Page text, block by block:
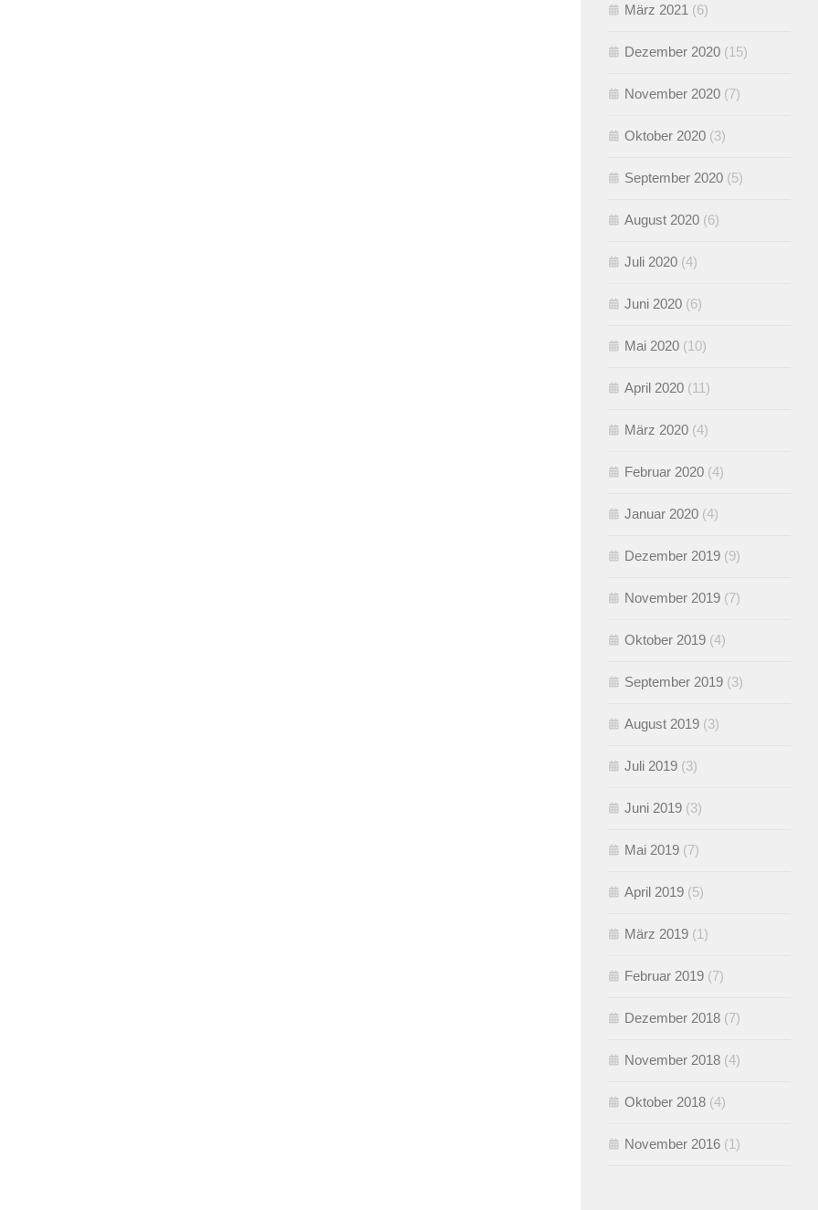
März 2021 (6)
Dezember 2020 (15)
November 2020 (7)
Oktober 2020 (3)
September 2020 (5)
August 2020 (6)
Juli 2020 (4)
Juni 2020 (6)
Mai 2020 (10)
April 2020 (11)
März 2020 (4)
Februar 2020 (4)
Januar 2020 (4)
Dezember 2019 (9)
November 2019 (7)
Oktober 2019 (4)
September 2019 (3)
August 2019 (3)
Juli 2019 (3)
Juni 2019 (3)
Mai 2019 (7)
April 2019 (5)
März 2019 (1)
Februar 2019 (7)
Dezember 2018 (7)
November 2018 (4)
Oktober 2018 (4)
November 2016 (1)